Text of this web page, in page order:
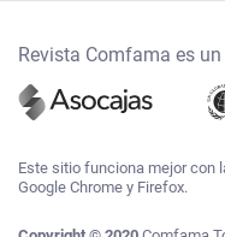
Revista Comfama es
Este sitio funciona mejor con
Google Chrome y Firefox.